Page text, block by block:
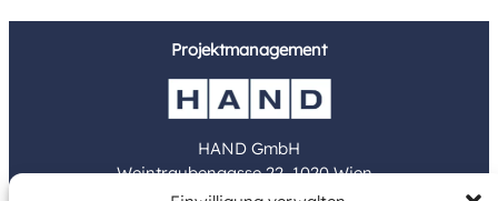
Projektmanagement
HAND GmbH
Weintraubengasse 22, 1020 Wien